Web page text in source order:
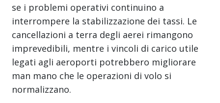
se i problemi operativi continuino a
interrompere la stabilizzazione dei tassi. Le
cancellazioni a terra degli aerei rimangono
imprevedibili, mentre i vincoli di carico utile
legati agli aeroporti potrebbero migliorare
man mano che le operazioni di volo si
normalizzano.